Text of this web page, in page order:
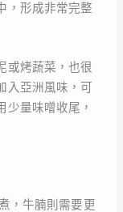
，形成非常完整
或烤蔬菜，也很
入亞洲風味，可
少量味噌收尾，
，牛腩則需要更